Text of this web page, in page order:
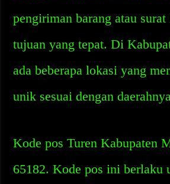
pengiriman barang atau
tujuan yang tepat. Di
ada beberapa lokasi yang
unik sesuai dengan
Kode pos Turen Kabupaten
65182. Kode pos ini berlaku